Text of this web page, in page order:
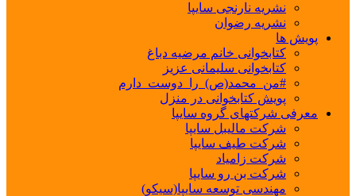
نشریه نارنجی سایپا
نشریه رضوان
پویش ها
کتابخوانی خانم مرضیه دباغ
کتابخوانی سلیمانی عزیز
#من_محمد(ص)_را_دوست_دارم
پویش کتابخوانی در منزل
معرفی شرکتهای گروه سایپا
شرکت مالیبل سایپا
شرکت طیف سایپا
شرکت زامیاد
شرکت بن رو سایپا
مهندسی توسعه سایپا(سیکو)